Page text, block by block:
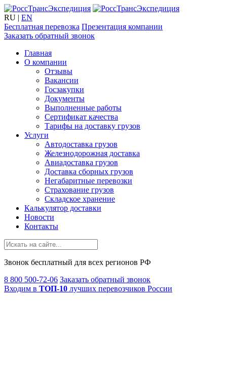
RU | EN
Бесплатная перевозка Презентация компании
Заказать обратный звонок
Главная
О компании
Отзывы
Вакансии
Госзакупки
Документы
Выполненные работы
Сертификат качества
Тарифы на доставку грузов
Услуги
Автодоставка грузов
Железнодорожная доставка
Авиадоставка грузов
Доставка сборных грузов
Негабаритные перевозки
Страхование грузов
Складское хранение
Калькулятор доставки
Новости
Контакты
Звонок бесплатный для всех регионов РФ
8 800 500-72-06 Заказать обратный звонок
Входим в ТОП-10 лучших перевозчиков России